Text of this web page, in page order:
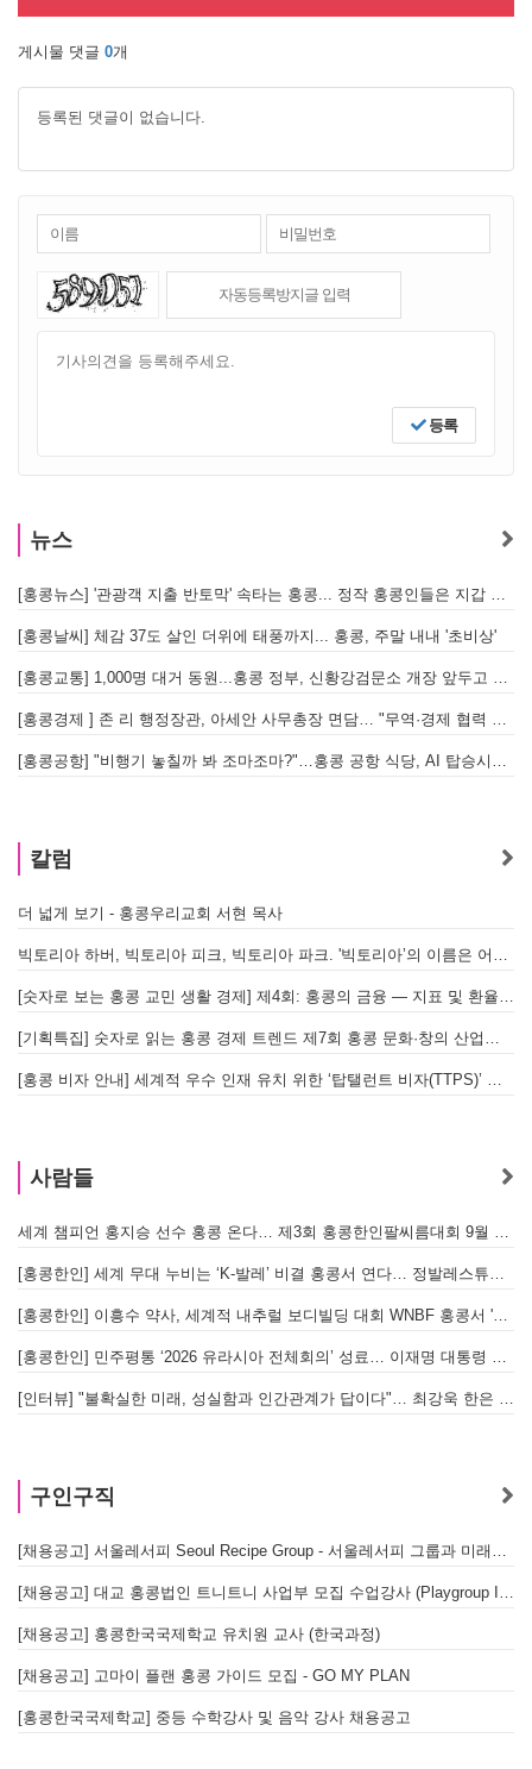
게시물 댓글 0개
등록된 댓글이 없습니다.
등록
뉴스
[홍콩날씨] 체감 37도 살인 더위에 태풍까지... 홍콩, 주말 내내 '초비상'
칼럼
더 넓게 보기 - 홍콩우리교회 서현 목사
사람들
구인구직
[채용공고] 홍콩한국국제학교 유치원 교사 (한국과정)
[채용공고] 고마이 플랜 홍콩 가이드 모집 - GO MY PLAN
[홍콩한국국제학교] 중등 수학강사 및 음악 강사 채용공고